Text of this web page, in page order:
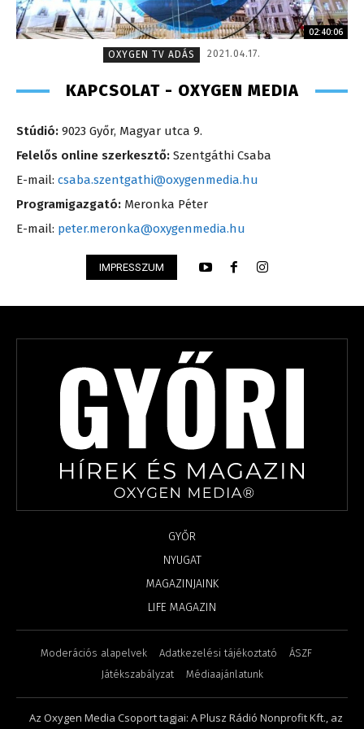
02:40:06
OXYGEN TV ADÁS
2021.04.17.
KAPCSOLAT - OXYGEN MEDIA
Stúdió: 9023 Győr, Magyar utca 9.
Felelős online szerkesztő: Szentgáthi Csaba
E-mail: csaba.szentgathi@oxygenmedia.hu
Programigazgató: Meronka Péter
E-mail: peter.meronka@oxygenmedia.hu
IMPRESSZUM
GYŐR
NYUGAT
MAGAZINJAINK
LIFE MAGAZIN
Moderációs alapelvek Adatkezelési tájékoztató
ÁSZF
Játékszabályzat
Médiaajánlatunk
Az Oxygen Media Csoport tagjai: A Plusz Rádió Nonprofit Kft., az